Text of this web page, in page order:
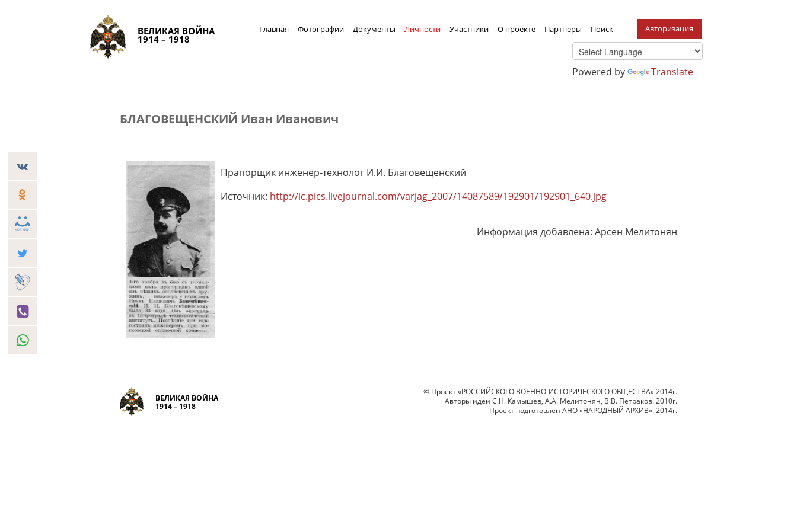
ВЕЛИКАЯ ВОЙНА
1914 – 1918
Главная Фотографии Документы Личности Участники О проекте Партнеры Поиск Авторизация
Powered by Translate
БЛАГОВЕЩЕНСКИЙ Иван Иванович
Прапорщик инженер-технолог И.И. Благовещенский
Источник: http://ic.pics.livejournal.com/varjag_2007/14087589/192901/192901_640.jpg
Информация добавлена: Арсен Мелитонян
ВЕЛИКАЯ ВОЙНА
1914 – 1918
© Проект «РОССИЙСКОГО ВОЕННО-ИСТОРИЧЕСКОГО ОБЩЕСТВА» 2014г.
Авторы идеи С.Н. Камышев, А.А. Мелитонян, В.В. Петраков. 2010г.
Проект подготовлен АНО «НАРОДНЫЙ АРХИВ». 2014г.